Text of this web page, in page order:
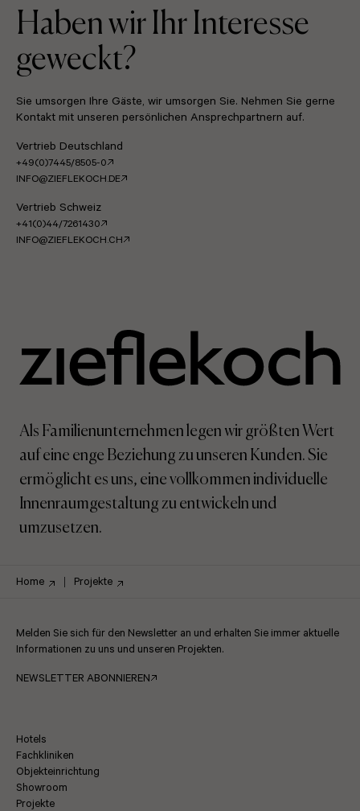
Haben wir Ihr Interesse
geweckt?
Sie umsorgen Ihre Gäste, wir umsorgen Sie. Nehmen Sie gerne
Kontakt mit unseren persönlichen Ansprechpartnern auf.
Vertrieb Deutschland
+49(0)7445/8505-0
INFO@ZIEFLEKOCH.DE
Vertrieb Schweiz
+41(0)44/7261430
INFO@ZIEFLEKOCH.CH
Als Familienunternehmen legen wir größten Wert
auf eine enge Beziehung zu unseren Kunden. Sie
ermöglicht es uns, eine vollkommen individuelle
Innenraumgestaltung zu entwickeln und
umzusetzen.
Home Projekte
Melden Sie sich für den Newsletter an und erhalten Sie immer aktuelle
Informationen zu uns und unseren Projekten.
NEWSLETTER ABONNIEREN
Hotels
Fachkliniken
Objekteinrichtung
Showroom
Projekte